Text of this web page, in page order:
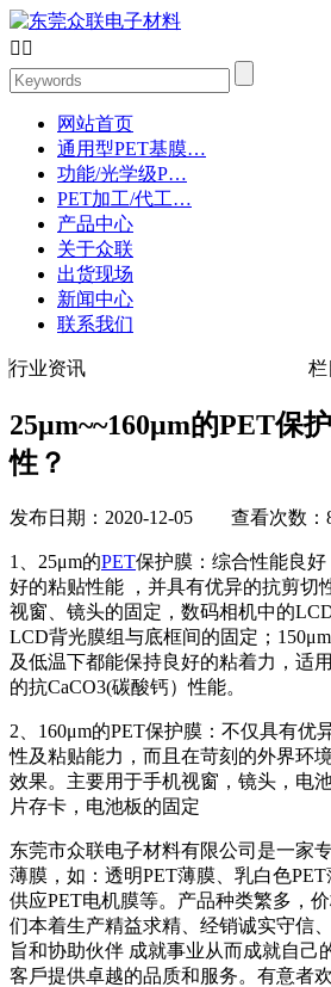
 
网站首页
通用型PET基膜…
功能/光学级P…
PET加工/代工…
产品中心
关于众联
出货现场
新闻中心
联系我们
行业资讯 栏
25μm~~160μm的PET保
性？
发布日期：2020-12-05 查看次数：
1、25μm的PET保护膜：综合性能良
好的粘贴性能 ，并具有优异的抗剪切
视窗、镜头的固定，数码相机中的
LCD背光膜组与底框间的固定；
及低温下都能保持良好的粘着力，适
的抗CaCO3(碳酸钙）性能。
2、160μm的PET保护膜：不仅具有优
性及粘贴能力，而且在苛刻的外界环
效果。主要用于手机视窗，镜头，电
片存卡，电池板的固定
东莞市众联电子材料有限公司是一家
薄膜，如：透明PET薄膜、乳白色PET
供应PET电机膜等。产品种类繁多，
们本着生产精益求精、经销诚实守信
旨和协助伙伴 成就事业从而成就自己
客戶提供卓越的品质和服务。有意者